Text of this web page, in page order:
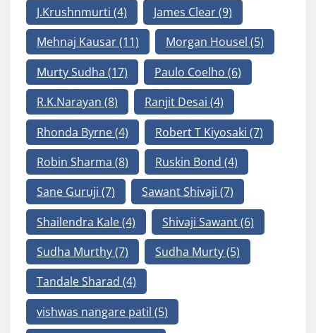
J.Krushnmurti (4) James Clear(9)
Mehnaj Kausar(11) Morgan Housel (5)
Murty Sudha (17) Paulo Coelho (6)
R.K.Narayan (8) Ranjit Desai (4)
Rhonda Byrne(4) Robert T Kiyosaki (7)
Robin Sharma (8) Ruskin Bond (4)
Sane Guruji (7) Sawant Shivaji (7)
Shailendra Kale(4) Shivaji Sawant(6)
Sudha Murthy(7) Sudha Murty(5)
Tandale Sharad (4)
vishwas nangare patil (5)